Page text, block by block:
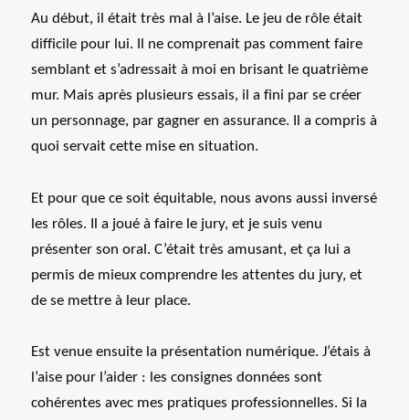
Au début, il était très mal à l’aise. Le jeu de rôle était
difficile pour lui. Il ne comprenait pas comment faire
semblant et s’adressait à moi en brisant le quatrième
mur. Mais après plusieurs essais, il a fini par se créer
un personnage, par gagner en assurance. Il a compris à
quoi servait cette mise en situation.
Et pour que ce soit équitable, nous avons aussi inversé
les rôles. Il a joué à faire le jury, et je suis venu
présenter son oral. C’était très amusant, et ça lui a
permis de mieux comprendre les attentes du jury, et
de se mettre à leur place.
Est venue ensuite la présentation numérique. J’étais à
l’aise pour l’aider : les consignes données sont
cohérentes avec mes pratiques professionnelles. Si la